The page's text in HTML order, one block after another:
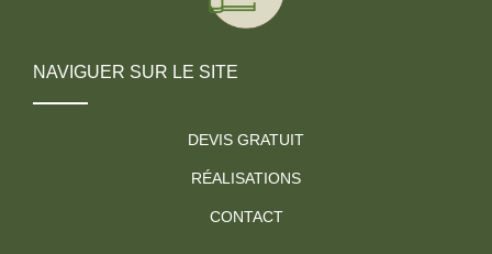
NAVIGUER SUR LE SITE
DEVIS GRATUIT
RÉALISATIONS
CONTACT